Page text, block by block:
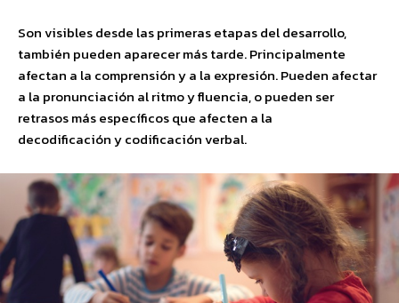
Son visibles desde las primeras etapas del desarrollo,
también pueden aparecer más tarde. Principalmente
afectan a la comprensión y a la expresión. Pueden afectar
a la pronunciación al ritmo y fluencia, o pueden ser
retrasos más específicos que afecten a la
decodificación y codificación verbal.